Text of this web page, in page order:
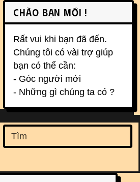
navigation, etc.
Chào bạn mới !
Rất vui khi bạn đã đến.
Chúng tôi có vài trợ giúp
bạn có thể cần:
- Góc người mới
- Những gì chúng ta có ?
related